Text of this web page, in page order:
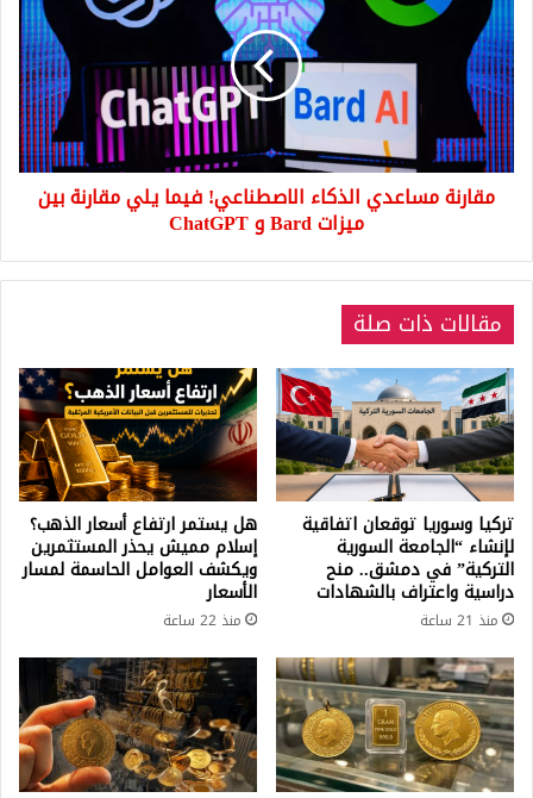
الذكاء
الاصطناعي!
فيما
يلي
مقارنة
بين
ميزات
Bard
مقارنة مساعدي الذكاء الاصطناعي! فيما يلي مقارنة بين
ميزات Bard و ChatGPT
مقالات ذات صلة
تركيا وسوريا توقعان اتفاقية
لإنشاء “الجامعة السورية
التركية” في دمشق.. منح
دراسية واعتراف بالشهادات
منذ 21 ساعة
هل يستمر ارتفاع أسعار الذهب؟
إسلام مميش يحذر المستثمرين
ويكشف العوامل الحاسمة لمسار
الأسعار
منذ 22 ساعة